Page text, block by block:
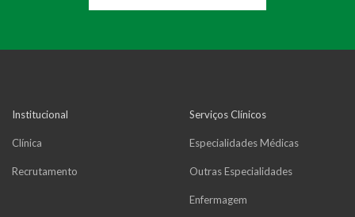
Institucional
Clínica
Recrutamento
Serviços Clínicos
Especialidades Médicas
Outras Especialidades
Enfermagem